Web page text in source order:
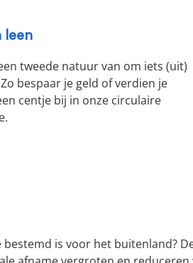
leen
tweede natuur van om iets (uit)
bespaar je geld of verdien je
centje bij in onze circulaire
is voor het buitenland?